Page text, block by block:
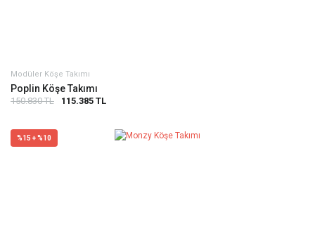
Modüler Köşe Takımı
Poplin Köşe Takımı
150.830 TL 115.385 TL
%15 + %10